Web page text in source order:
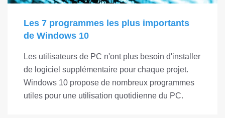
Les 7 programmes les plus importants
de Windows 10
Les utilisateurs de PC n'ont plus besoin d'installer
de logiciel supplémentaire pour chaque projet.
Windows 10 propose de nombreux programmes
utiles pour une utilisation quotidienne du PC.